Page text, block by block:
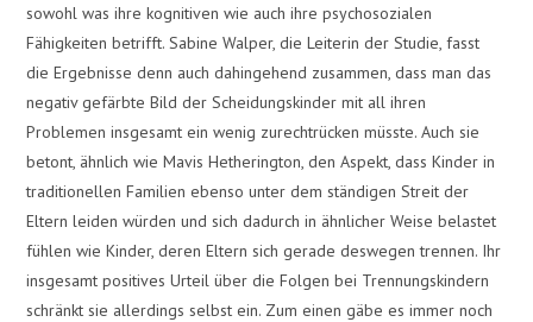
sowohl was ihre kognitiven wie auch ihre psychosozialen
Fähigkeiten betrifft. Sabine Walper, die Leiterin der Studie, fasst
die Ergebnisse denn auch dahingehend zusammen, dass man das
negativ gefärbte Bild der Scheidungskinder mit all ihren
Problemen insgesamt ein wenig zurechtrücken müsste. Auch sie
betont, ähnlich wie Mavis Hetherington, den Aspekt, dass Kinder in
traditionellen Familien ebenso unter dem ständigen Streit der
Eltern leiden würden und sich dadurch in ähnlicher Weise belastet
fühlen wie Kinder, deren Eltern sich gerade deswegen trennen. Ihr
insgesamt positives Urteil über die Folgen bei Trennungskindern
schränkt sie allerdings selbst ein. Zum einen gäbe es immer noch